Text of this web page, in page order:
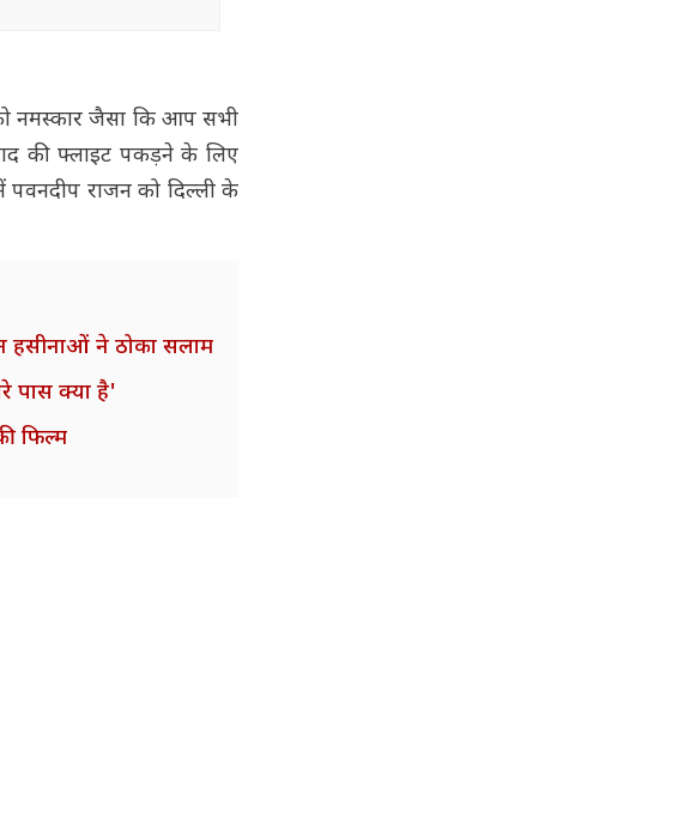
नमस्कार जैसा कि आप सभी
की फ्लाइट पकड़ने के लिए
राजन को दिल्ली के
हसीनाओं ने ठोका सलाम
पास क्या है'
फिल्म